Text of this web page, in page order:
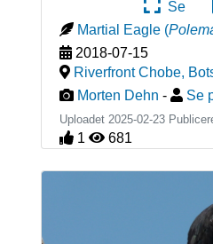
Se
Martial Eagle (
2018-07-15
Riverfront Chobe,
Morten Dehn - Se
Uploadet 2025-02-23
1 681